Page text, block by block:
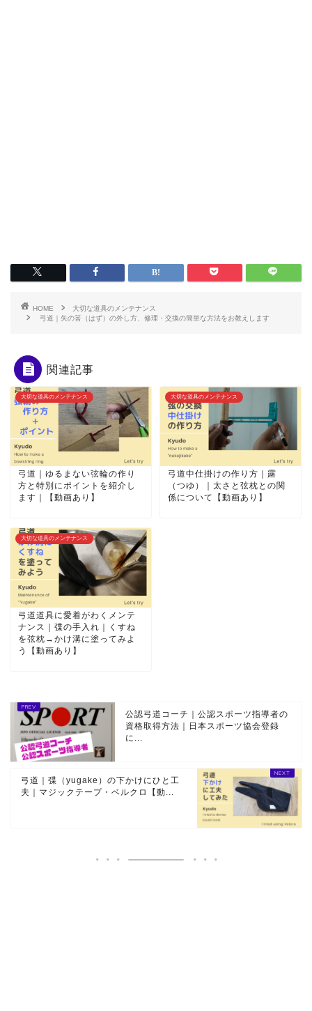
HOME
大切な道具のメンテナンス
弓道｜矢の筈（はず）の外し方、修理・交換の簡単な方法をお教えします
関連記事
大切な道具のメンテナンス
弓道｜ゆるまない弦輪の作り
方と特別にポイントを紹介し
ます｜【動画あり】
大切な道具のメンテナンス
弓道中仕掛けの作り方｜露
（つゆ）｜太さと弦枕との関
係について【動画あり】
大切な道具のメンテナンス
弓道道具に愛着がわくメンテ
ナンス｜弽の手入れ｜くすね
を弦枕→かけ溝に塗ってみよ
う【動画あり】
公認弓道コーチ｜公認スポーツ指導者の
資格取得方法｜日本スポーツ協会登録
に...
弓道｜弽（yugake）の下かけにひと工
夫｜マジックテープ・ベルクロ【動...